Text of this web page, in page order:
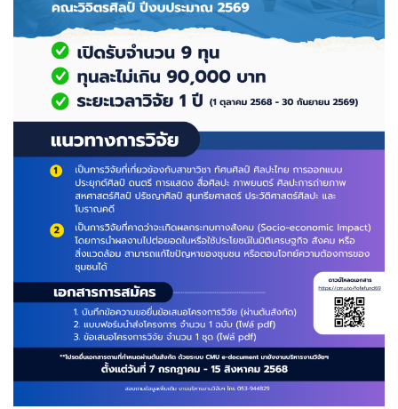
คู่มือการปฏิบัติงาน
ดาวน์โหลด
ดาวน์โหลดเอกสารเพิ่มเติม
ติดต่อเรา
คณะวิจิตรศิลป์ เปิดรับทุนวิจัย/ ทุนหนังสือ-ตำราปีงบประมาณ 2565
(เพิ่มเติม) 3 ประเภท
ทุนของคณะวิจิตรศิลป์ ปีงบประมาณ 2565
รายการทรัพย์สินทางปัญญา